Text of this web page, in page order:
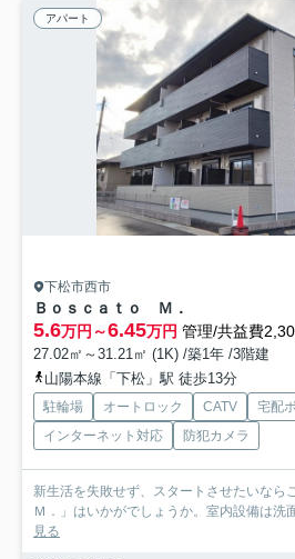
アパート
下松市西市
Ｂｏｓｃａｔｏ Ｍ．
5.6万円～6.45万円 管理/共益費
27.02㎡～31.21㎡ (1K) /築1年 /3階建
山陽本線「下松」駅 徒歩13分
駐輪場 オートロック CATV
宅配
インターネット対応
防犯カメラ
新生活を失敗せず、スタートさせたいな
Ｍ．」はいかがでしょうか。室内設備は洗
見る